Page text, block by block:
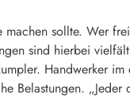
sollte. Wer
sind hierbei
Handwerker
Belastungen.